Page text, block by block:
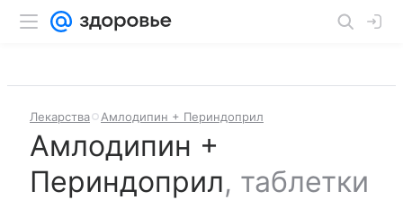
Лекарства Амлодипин + Периндоприл
Амлодипин +
Периндоприл, таблетки